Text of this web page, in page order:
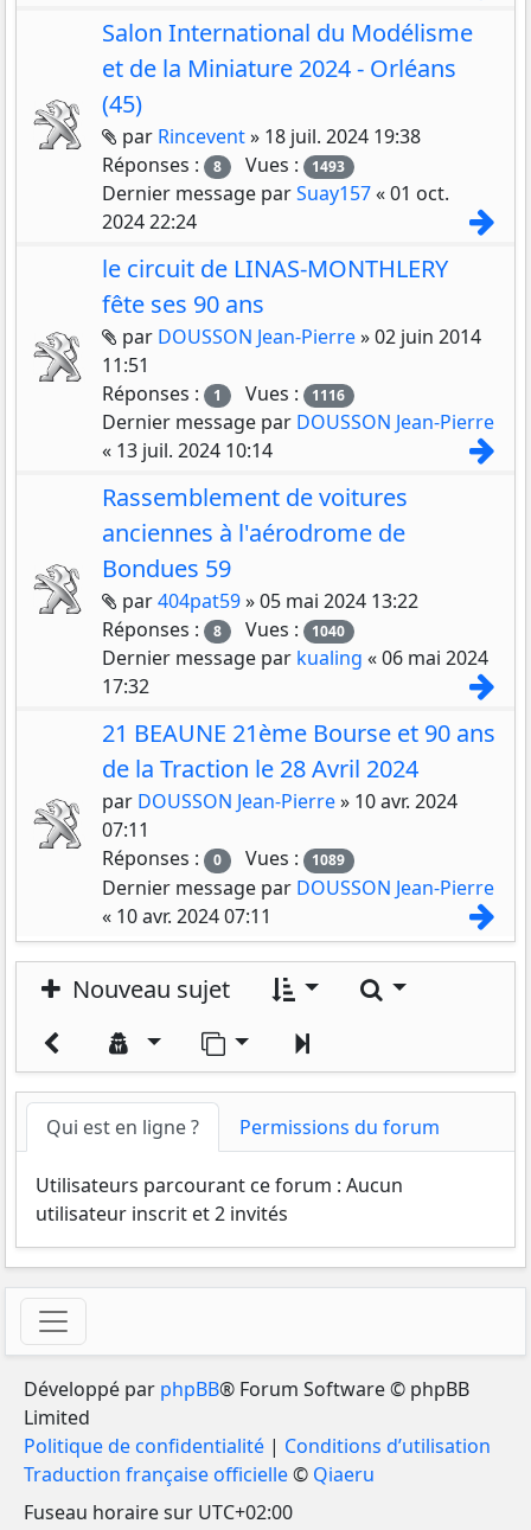
Salon International du Modélisme
et de la Miniature 2024 - Orléans
(45)
Pièces jointes
par Rincevent» 18 juil. 2024 19:38
Réponses :
8 Vues : 1493
Dernier message parSuay157«01 oct.
2024 22:24
le circuit de LINAS-MONTHLERY
fête ses 90 ans
Pièces jointes
par DOUSSON Jean-Pierre»02 juin 2014
11:51
Réponses :
1 Vues : 1116
Dernier message par DOUSSON Jean-Pierre
« 13 juil. 2024 10:14
Rassemblement de voitures
anciennes à l'aérodrome de
Bondues 59
Pièces jointes
par404pat59»05 mai 2024 13:22
Réponses :
8 Vues : 1040
Dernier message par kualing «06 mai 2024
17:32
21 BEAUNE 21ème Bourse et 90 ans
de la Traction le 28 Avril 2024
par DOUSSON Jean-Pierre» 10 avr. 2024
07:11
Réponses :
0 Vues : 1089
Dernier message par DOUSSON Jean-Pierre
« 10 avr. 2024 07:11
Nouveau sujet
Rechercher
Aller sur la page
Qui est en ligne ? Permissions du forum
Utilisateurs parcourant ce forum : Aucun
utilisateur inscrit et 2 invités
Développé par phpBB® Forum Software © phpBB
Limited
Politique de confidentialité | Conditions d’utilisation
Traduction française officielle© Qiaeru
Fuseau horaire sur UTC+02:00